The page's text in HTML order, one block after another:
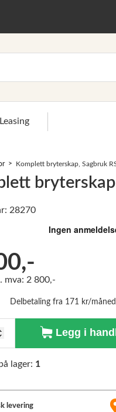
Leasing
Komplett bryterskap, Sagbruk
28270
mva: 2 800,-
Delbetaling fra 171 kr/måned
Legg i
lager: 1
levering